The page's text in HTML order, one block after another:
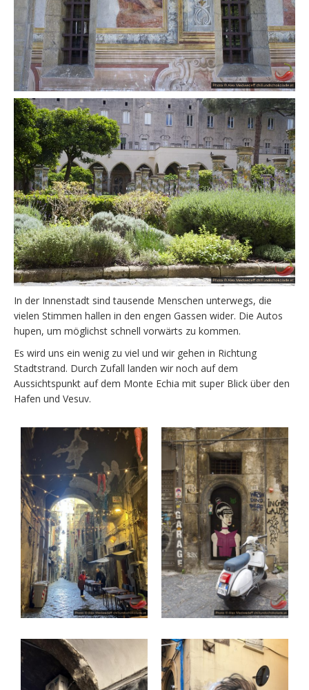
In der Innenstadt sind tausende Menschen unterwegs, die
vielen Stimmen hallen in den engen Gassen wider. Die Autos
hupen, um möglichst schnell vorwärts zu kommen.
Es wird uns ein wenig zu viel und wir gehen in Richtung
Stadtstrand. Durch Zufall landen wir noch auf dem
Aussichtspunkt auf dem Monte Echia mit super Blick über den
Hafen und Vesuv.